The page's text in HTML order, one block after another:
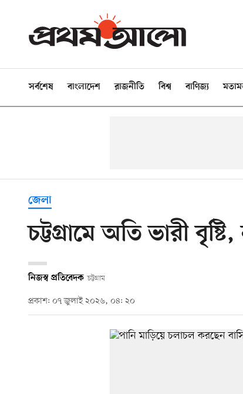
সর্বশেষ বাংলাদেশ রাজনীতি বিশ্ব বাণিজ্য
জেলা
চট্টগ্রামে অতি ভারী
নিজস্ব প্রতিবেদক চট্টগ্রাম
প্রকাশ: ০৭ জুলাই ২০২৬, ০৪: ২০